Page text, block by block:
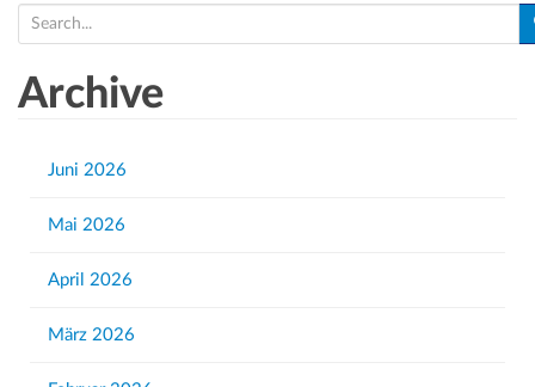
e
rArchive
Juni 2026
Mai 2026
April 2026
März 2026